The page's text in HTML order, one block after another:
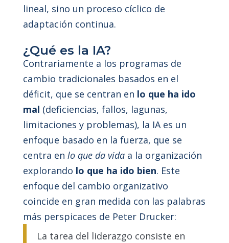
lineal, sino un proceso cíclico de
adaptación continua.
¿Qué es la IA?
Contrariamente a los programas de
cambio tradicionales basados en el
déficit, que se centran en lo que ha ido
mal (deficiencias, fallos, lagunas,
limitaciones y problemas), la IA es un
enfoque basado en la fuerza, que se
centra en lo que da vida a la organización
explorando lo que ha ido bien. Este
enfoque del cambio organizativo
coincide en gran medida con las palabras
más perspicaces de Peter Drucker:
La tarea del liderazgo consiste en